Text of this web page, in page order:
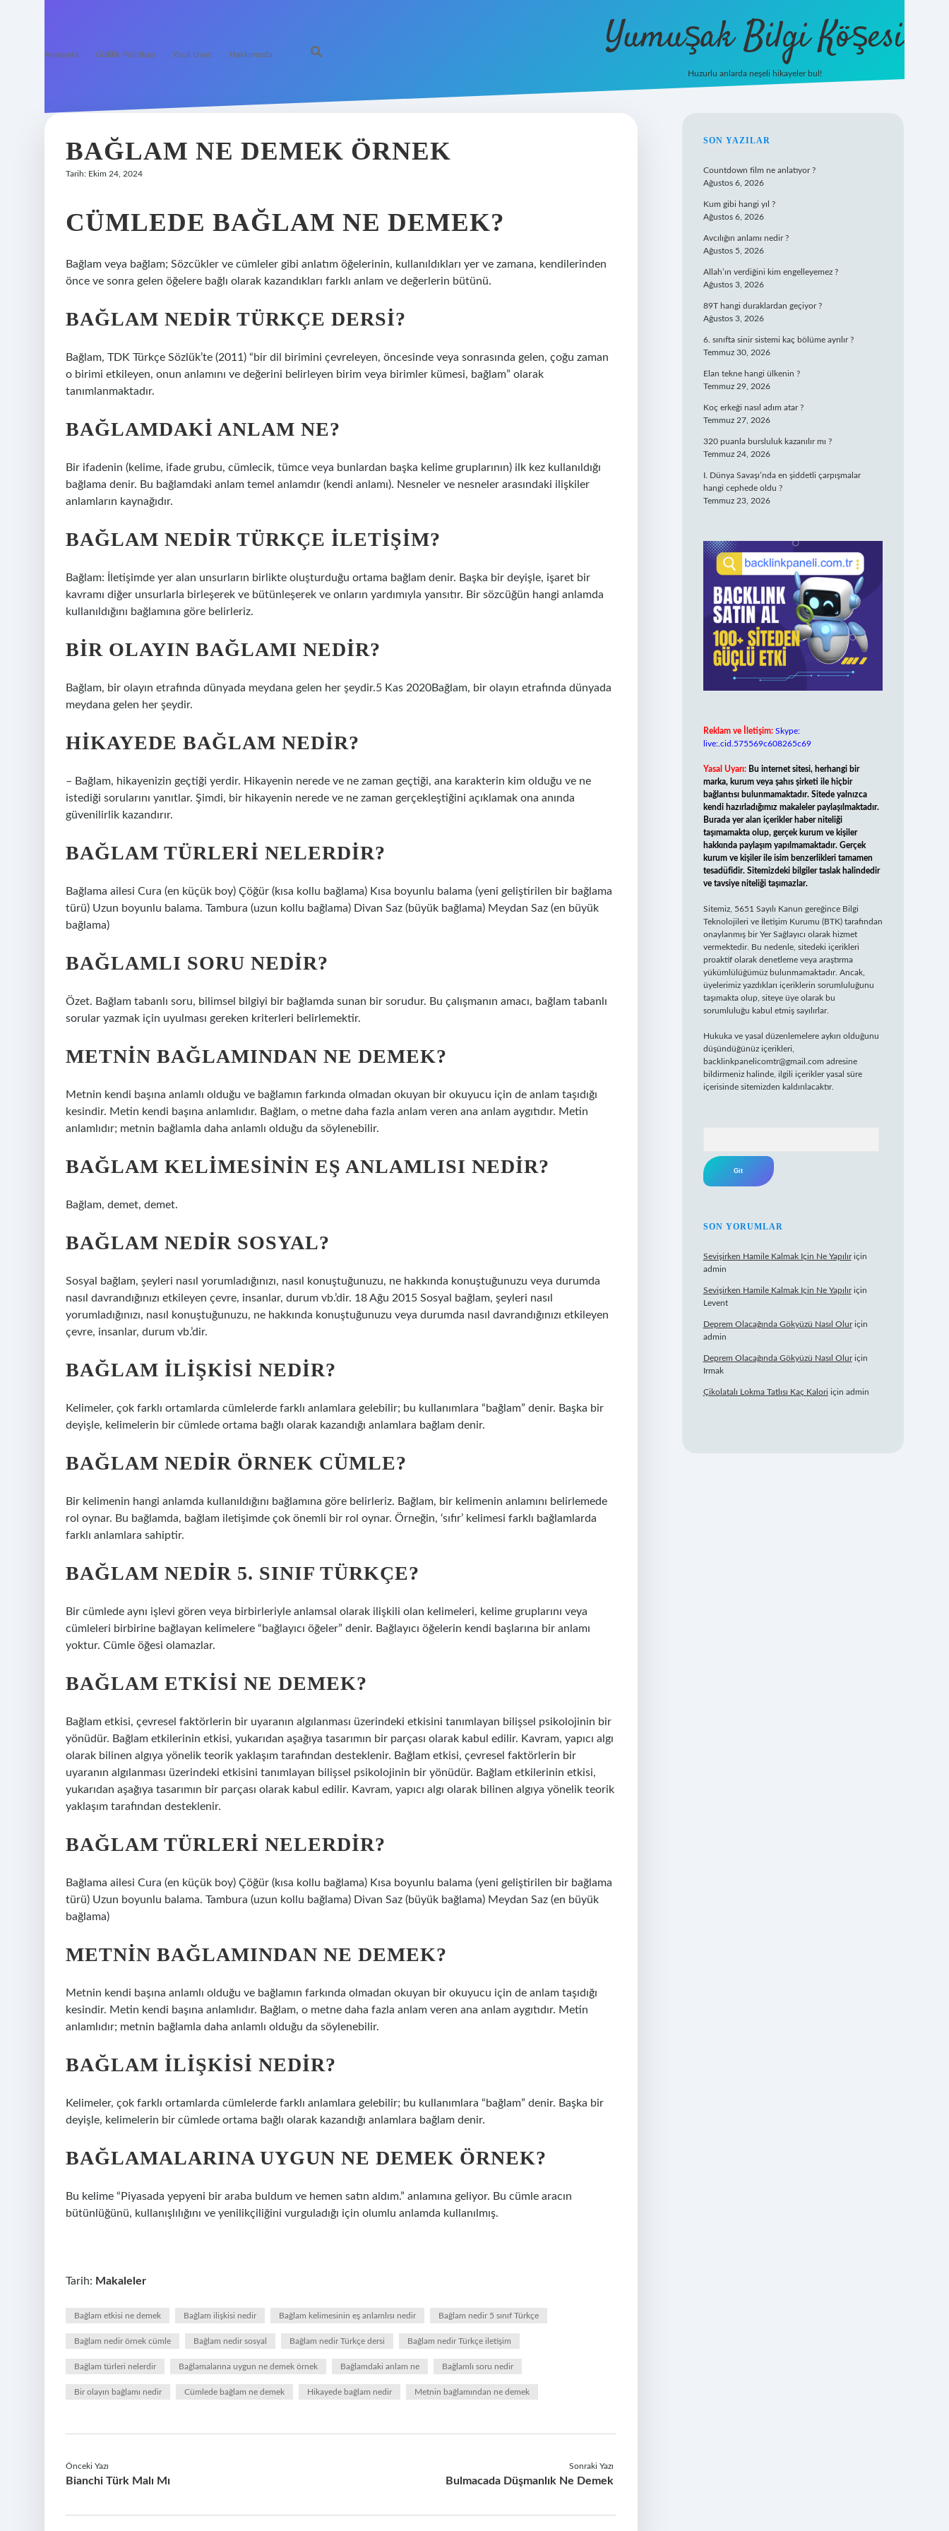
Anasayfa Gizlilik Politikası Yasal Uyarı Hakkımızda Yumuşak Bilgi Köşesi
Huzurlu anlarda neşeli hikayeler bul!
BAĞLAM NE DEMEK ÖRNEK
Tarih: Ekim 24, 2024
CÜMLEDE BAĞLAM NE DEMEK?
Bağlam veya bağlam; Sözcükler ve cümleler gibi anlatım öğelerinin, kullanıldıkları yer ve zamana, kendilerinden
önce ve sonra gelen öğelere bağlı olarak kazandıkları farklı anlam ve değerlerin bütünü.
BAĞLAM NEDIR TÜRKÇE DERSI?
Bağlam, TDK Türkçe Sözlük’te (2011) “bir dil birimini çevreleyen, öncesinde veya sonrasında gelen, çoğu zaman
o birimi etkileyen, onun anlamını ve değerini belirleyen birim veya birimler kümesi, bağlam” olarak
tanımlanmaktadır.
BAĞLAMDAKI ANLAM NE?
Bir ifadenin (kelime, ifade grubu, cümlecik, tümce veya bunlardan başka kelime gruplarının) ilk kez kullanıldığı
bağlama denir. Bu bağlamdaki anlam temel anlamdır (kendi anlamı). Nesneler ve nesneler arasındaki ilişkiler
anlamların kaynağıdır.
BAĞLAM NEDIR TÜRKÇE ILETIŞIM?
Bağlam: İletişimde yer alan unsurların birlikte oluşturduğu ortama bağlam denir. Başka bir deyişle, işaret bir
kavramı diğer unsurlarla birleşerek ve bütünleşerek ve onların yardımıyla yansıtır. Bir sözcüğün hangi anlamda
kullanıldığını bağlamına göre belirleriz.
BIR OLAYIN BAĞLAMI NEDIR?
Bağlam, bir olayın etrafında dünyada meydana gelen her şeydir.5 Kas 2020Bağlam, bir olayın etrafında dünyada
meydana gelen her şeydir.
HIKAYEDE BAĞLAM NEDIR?
– Bağlam, hikayenizin geçtiği yerdir. Hikayenin nerede ve ne zaman geçtiği, ana karakterin kim olduğu ve ne
istediği sorularını yanıtlar. Şimdi, bir hikayenin nerede ve ne zaman gerçekleştiğini açıklamak ona anında
güvenilirlik kazandırır.
BAĞLAM TÜRLERI NELERDIR?
Bağlama ailesi Cura (en küçük boy) Çöğür (kısa kollu bağlama) Kısa boyunlu balama (yeni geliştirilen bir bağlama
türü) Uzun boyunlu balama. Tambura (uzun kollu bağlama) Divan Saz (büyük bağlama) Meydan Saz (en büyük
bağlama)
BAĞLAMLI SORU NEDIR?
Özet. Bağlam tabanlı soru, bilimsel bilgiyi bir bağlamda sunan bir sorudur. Bu çalışmanın amacı, bağlam tabanlı
sorular yazmak için uyulması gereken kriterleri belirlemektir.
METNIN BAĞLAMINDAN NE DEMEK?
Metnin kendi başına anlamlı olduğu ve bağlamın farkında olmadan okuyan bir okuyucu için de anlam taşıdığı
kesindir. Metin kendi başına anlamlıdır. Bağlam, o metne daha fazla anlam veren ana anlam aygıtıdır. Metin
anlamlıdır; metnin bağlamla daha anlamlı olduğu da söylenebilir.
BAĞLAM KELIMESININ EŞ ANLAMLISI NEDIR?
Bağlam, demet, demet.
BAĞLAM NEDIR SOSYAL?
Sosyal bağlam, şeyleri nasıl yorumladığınızı, nasıl konuştuğunuzu, ne hakkında konuştuğunuzu veya durumda
nasıl davrandığınızı etkileyen çevre, insanlar, durum vb.’dir. 18 Ağu 2015 Sosyal bağlam, şeyleri nasıl
yorumladığınızı, nasıl konuştuğunuzu, ne hakkında konuştuğunuzu veya durumda nasıl davrandığınızı etkileyen
çevre, insanlar, durum vb.’dir.
BAĞLAM ILIŞKISI NEDIR?
Kelimeler, çok farklı ortamlarda cümlelerde farklı anlamlara gelebilir; bu kullanımlara “bağlam” denir. Başka bir
deyişle, kelimelerin bir cümlede ortama bağlı olarak kazandığı anlamlara bağlam denir.
BAĞLAM NEDIR ÖRNEK CÜMLE?
Bir kelimenin hangi anlamda kullanıldığını bağlamına göre belirleriz. Bağlam, bir kelimenin anlamını belirlemede
rol oynar. Bu bağlamda, bağlam iletişimde çok önemli bir rol oynar. Örneğin, ‘sıfır’ kelimesi farklı bağlamlarda
farklı anlamlara sahiptir.
BAĞLAM NEDIR 5. SINIF TÜRKÇE?
Bir cümlede aynı işlevi gören veya birbirleriyle anlamsal olarak ilişkili olan kelimeleri, kelime gruplarını veya
cümleleri birbirine bağlayan kelimelere “bağlayıcı öğeler” denir. Bağlayıcı öğelerin kendi başlarına bir anlamı
yoktur. Cümle öğesi olamazlar.
BAĞLAM ETKISI NE DEMEK?
Bağlam etkisi, çevresel faktörlerin bir uyaranın algılanması üzerindeki etkisini tanımlayan bilişsel psikolojinin bir
yönüdür. Bağlam etkilerinin etkisi, yukarıdan aşağıya tasarımın bir parçası olarak kabul edilir. Kavram, yapıcı algı
olarak bilinen algıya yönelik teorik yaklaşım tarafından desteklenir. Bağlam etkisi, çevresel faktörlerin bir
uyaranın algılanması üzerindeki etkisini tanımlayan bilişsel psikolojinin bir yönüdür. Bağlam etkilerinin etkisi,
yukarıdan aşağıya tasarımın bir parçası olarak kabul edilir. Kavram, yapıcı algı olarak bilinen algıya yönelik teorik
yaklaşım tarafından desteklenir.
BAĞLAM TÜRLERI NELERDIR?
Bağlama ailesi Cura (en küçük boy) Çöğür (kısa kollu bağlama) Kısa boyunlu balama (yeni geliştirilen bir bağlama
türü) Uzun boyunlu balama. Tambura (uzun kollu bağlama) Divan Saz (büyük bağlama) Meydan Saz (en büyük
bağlama)
METNIN BAĞLAMINDAN NE DEMEK?
Metnin kendi başına anlamlı olduğu ve bağlamın farkında olmadan okuyan bir okuyucu için de anlam taşıdığı
kesindir. Metin kendi başına anlamlıdır. Bağlam, o metne daha fazla anlam veren ana anlam aygıtıdır. Metin
anlamlıdır; metnin bağlamla daha anlamlı olduğu da söylenebilir.
BAĞLAM ILIŞKISI NEDIR?
Kelimeler, çok farklı ortamlarda cümlelerde farklı anlamlara gelebilir; bu kullanımlara “bağlam” denir. Başka bir
deyişle, kelimelerin bir cümlede ortama bağlı olarak kazandığı anlamlara bağlam denir.
BAĞLAMALARINA UYGUN NE DEMEK ÖRNEK?
Bu kelime “Piyasada yepyeni bir araba buldum ve hemen satın aldım.” anlamına geliyor. Bu cümle aracın
bütünlüğünü, kullanışlılığını ve yenilikçiliğini vurguladığı için olumlu anlamda kullanılmış.
Tarih: Makaleler
Bağlam etkisi ne demek Bağlam ilişkisi nedir Bağlam kelimesinin eş anlamlısı nedir Bağlam nedir 5 sınıf Türkçe
Bağlam nedir örnek cümle Bağlam nedir sosyal Bağlam nedir Türkçe dersi Bağlam nedir Türkçe iletişim
Bağlam türleri nelerdir Bağlamalarına uygun ne demek örnek Bağlamdaki anlam ne Bağlamlı soru nedir
Bir olayın bağlamı nedir Cümlede bağlam ne demek Hikayede bağlam nedir Metnin bağlamından ne demek
Önceki Yazı
Bianchi Türk Malı Mı
Sonraki Yazı
Bulmacada Düşmanlık Ne Demek
SIDEBAR
SON YAZILAR
Countdown film ne anlatıyor ?
Ağustos 6, 2026
Kum gibi hangi yıl ?
Ağustos 6, 2026
Avcılığın anlamı nedir ?
Ağustos 5, 2026
Allah’ın verdiğini kim engelleyemez ?
Ağustos 3, 2026
89T hangi duraklardan geçiyor ?
Ağustos 3, 2026
6. sınıfta sinir sistemi kaç bölüme ayrılır ?
Temmuz 30, 2026
Elan tekne hangi ülkenin ?
Temmuz 29, 2026
Koç erkeği nasıl adım atar ?
Temmuz 27, 2026
320 puanla bursluluk kazanılır mı ?
Temmuz 24, 2026
I. Dünya Savaşı’nda en şiddetli çarpışmalar
hangi cephede oldu ?
Temmuz 23, 2026
Reklam ve İletişim: Skype:
live:.cid.575569c608265c69
Yasal Uyarı: Bu internet sitesi, herhangi bir
marka, kurum veya şahıs şirketi ile hiçbir
bağlantısı bulunmamaktadır. Sitede yalnızca
kendi hazırladığımız makaleler paylaşılmaktadır.
Burada yer alan içerikler haber niteliği
taşımamakta olup, gerçek kurum ve kişiler
hakkında paylaşım yapılmamaktadır. Gerçek
kurum ve kişiler ile isim benzerlikleri tamamen
tesadüfidir. Sitemizdeki bilgiler taslak halindedir
ve tavsiye niteliği taşımazlar.
Sitemiz, 5651 Sayılı Kanun gereğince Bilgi
Teknolojileri ve İletişim Kurumu (BTK) tarafından
onaylanmış bir Yer Sağlayıcı olarak hizmet
vermektedir. Bu nedenle, sitedeki içerikleri
proaktif olarak denetleme veya araştırma
yükümlülüğümüz bulunmamaktadır. Ancak,
üyelerimiz yazdıkları içeriklerin sorumluluğunu
taşımakta olup, siteye üye olarak bu
sorumluluğu kabul etmiş sayılırlar.
Hukuka ve yasal düzenlemelere aykırı olduğunu
düşündüğünüz içerikleri,
backlinkpanelicomtr@gmail.com adresine
bildirmeniz halinde, ilgili içerikler yasal süre
içerisinde sitemizden kaldırılacaktır.
SON YORUMLAR
Sevişirken Hamile Kalmak Için Ne Yapılıriçin
admin
Sevişirken Hamile Kalmak Için Ne Yapılıriçin
Levent
Deprem Olacağında Gökyüzü Nasıl Oluriçin
admin
Deprem Olacağında Gökyüzü Nasıl Oluriçin
Irmak
Çikolatalı Lokma Tatlısı Kaç Kalori için admin